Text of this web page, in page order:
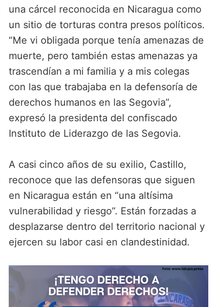
una cárcel reconocida en Nicaragua como
un sitio de torturas contra presos políticos.
“Me vi obligada porque tenía amenazas de
muerte, pero también estas amenazas ya
trascendían a mi familia y a mis colegas
con las que trabajaba en la defensoría de
derechos humanos en las Segovia”,
expresó la presidenta del confiscado
Instituto de Liderazgo de las Segovia.
A casi cinco años de su exilio, Castillo,
reconoce que las defensoras que siguen
en Nicaragua están en “una altísima
vulnerabilidad y riesgo”. Están forzadas a
desplazarse dentro del territorio nacional y
ejercen su labor casi en clandestinidad.